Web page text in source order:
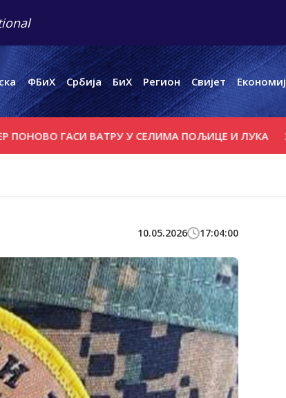
ФБиХ Србија БиХ Регион Свијет
ГАСИ ВАТРУ У СЕЛИМА ПОЉИЦЕ И ЛУКА
10.05.2026 17:04:00